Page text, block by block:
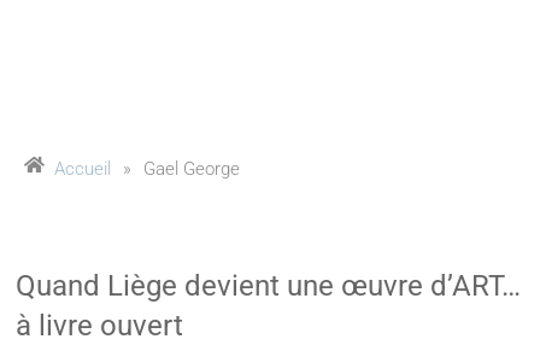
Accueil » Gael George
Quand Liège devient une œuvre d’ART…
à livre ouvert